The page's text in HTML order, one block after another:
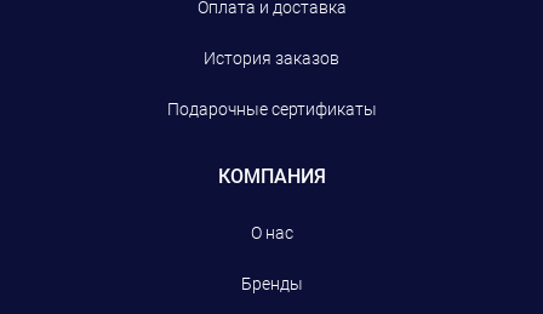
Оплата и доставка
История заказов
Подарочные сертификаты
КОМПАНИЯ
О нас
Бренды